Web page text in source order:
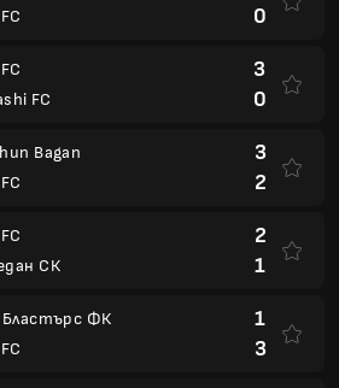
0
FC
3
0
Bagan
3
2
СК
2
1
Бластърс ФК
1
3